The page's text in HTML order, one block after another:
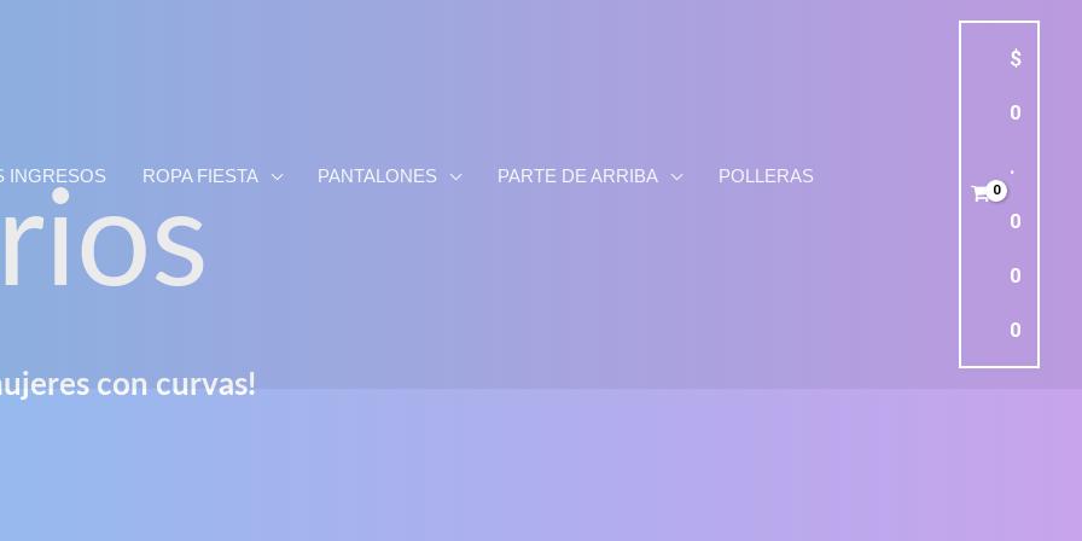
INGRESOS ROPA FIESTA PANTALONES PARTE DE ARRIBA
POLLERAS
$
0
.
0
0
0
con curvas!